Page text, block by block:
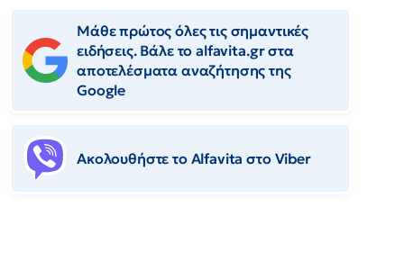
Μάθε πρώτος όλες τις σημαντικές
ειδήσεις. Βάλε το alfavita.gr στα
αποτελέσματα αναζήτησης της
Google
Ακολουθήστε το Αlfavita στο Viber